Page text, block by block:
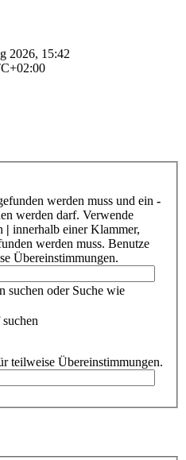
2026, 15:42
werden muss und ein -
werden darf. Verwende
| innerhalb einer Klammer,
werden muss. Benutze
Übereinstimmungen.
suchen oder Suche wie
teilweise Übereinstimmungen.